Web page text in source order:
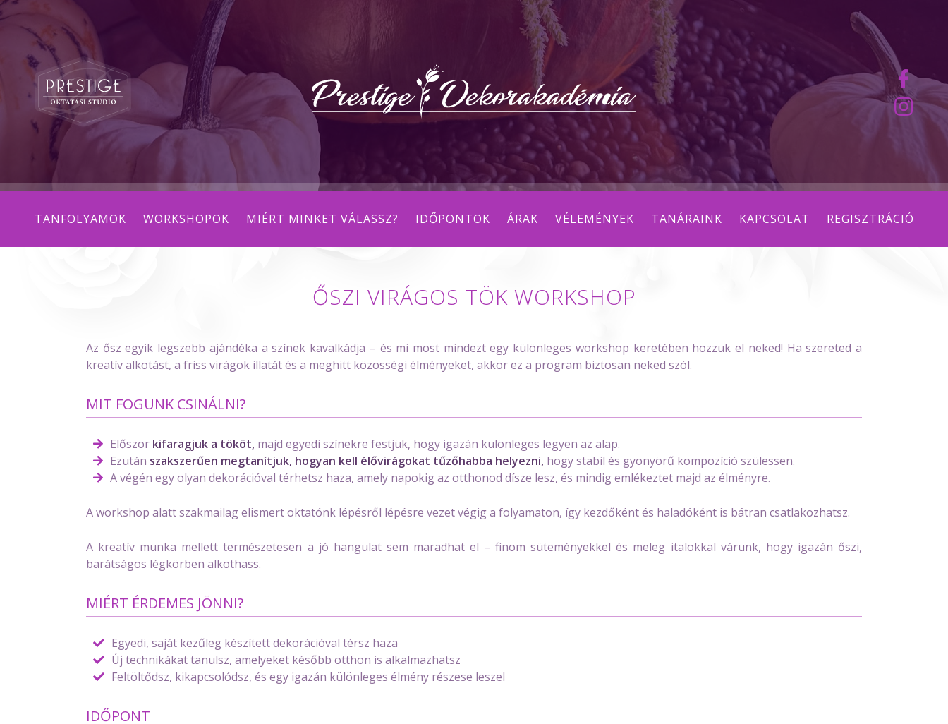
TANFOLYAMOK WORKSHOPOK MIÉRT MINKET VÁLASSZ? IDŐPONTOK ÁRAK VÉLEMÉNYEK TANÁRAINK KAPCSOLAT REGISZTRÁCIÓ
ŐSZI VIRÁGOS TÖK WORKSHOP
Az ősz egyik legszebb ajándéka a színek kavalkádja – és mi most mindezt egy különleges workshop keretében hozzuk el neked! Ha szereted a
kreatív alkotást, a friss virágok illatát és a meghitt közösségi élményeket, akkor ez a program biztosan neked szól.
MIT FOGUNK CSINÁLNI?
Először kifaragjuk a tököt, majd egyedi színekre festjük, hogy igazán különleges legyen az alap.
Ezután szakszerűen megtanítjuk, hogyan kell élővirágokat tűzőhabba helyezni, hogy stabil és gyönyörű kompozíció szülessen.
A végén egy olyan dekorációval térhetsz haza, amely napokig az otthonod dísze lesz, és mindig emlékeztet majd az élményre.
A workshop alatt szakmailag elismert oktatónk lépésről lépésre vezet végig a folyamaton, így kezdőként és haladóként is bátran csatlakozhatsz.
A kreatív munka mellett természetesen a jó hangulat sem maradhat el – finom süteményekkel és meleg italokkal várunk, hogy igazán őszi,
barátságos légkörben alkothass.
MIÉRT ÉRDEMES JÖNNI?
Egyedi, saját kezűleg készített dekorációval térsz haza
Új technikákat tanulsz, amelyeket később otthon is alkalmazhatsz
Feltöltődsz, kikapcsolódsz, és egy igazán különleges élmény részese leszel
IDŐPONT